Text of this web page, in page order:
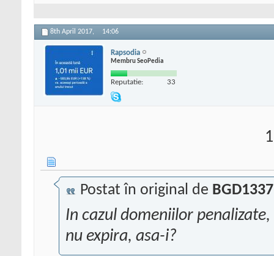
8th April 2017, 14:06
Rapsodia
Membru SeoPedia
Reputatie: 33
Postat în original de BGD1337
In cazul domeniilor
nu expira, asa-i?